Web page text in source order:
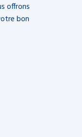
offrons
bon